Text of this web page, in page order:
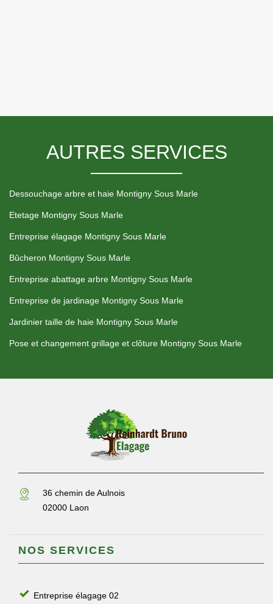
AUTRES SERVICES
Dessouchage arbre et haie Montigny Sous Marle
Etetage Montigny Sous Marle
Entreprise élagage Montigny Sous Marle
Bûcheron Montigny Sous Marle
Entreprise abattage arbre Montigny Sous Marle
Entreprise de jardinage Montigny Sous Marle
Jardinier taille de haie Montigny Sous Marle
Pose et changement grillage et clôture Montigny Sous Marle
36 chemin de Aulnois
02000 Laon
NOS SERVICES
Entreprise élagage 02